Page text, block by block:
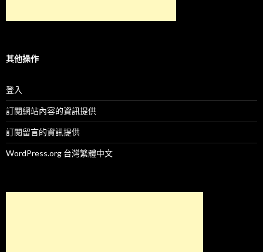
其他操作
登入
訂閱網站內容的資訊提供
訂閱留言的資訊提供
WordPress.org 台灣繁體中文